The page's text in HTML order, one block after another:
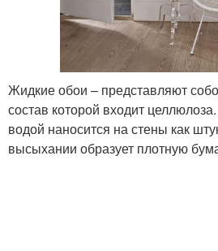
Жидкие обои – представляют
состав которой входит
водой наносится на стены как
высыхании образует плотную